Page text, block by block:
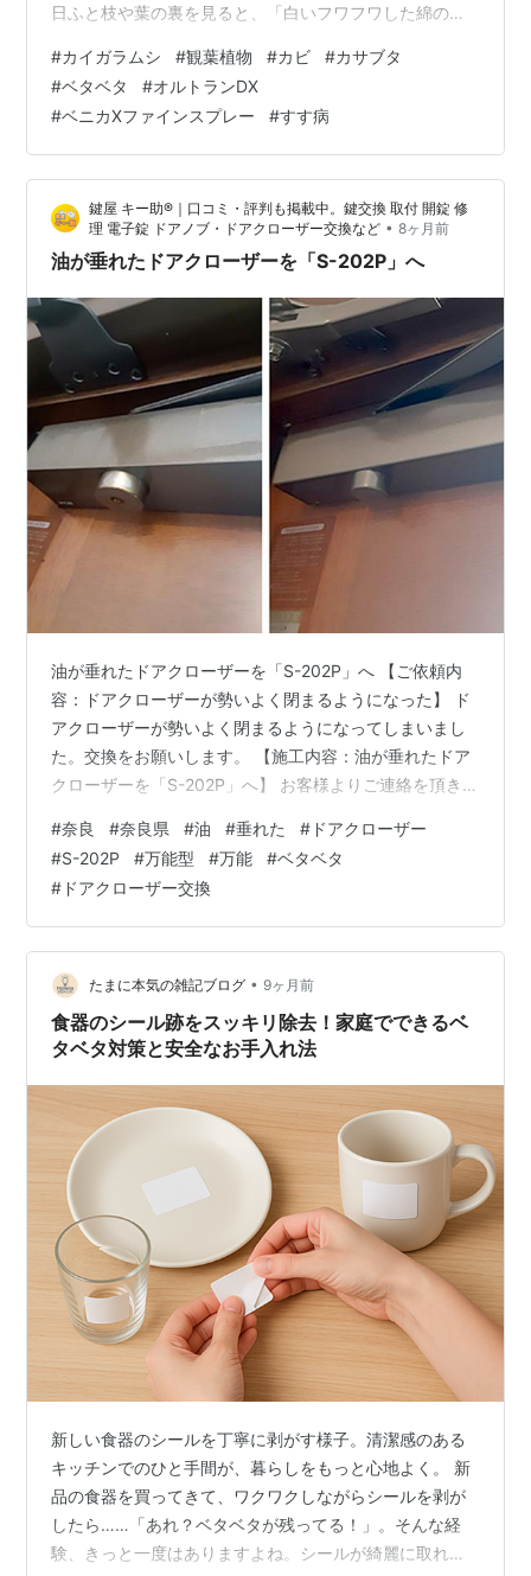
日ふと枝や葉の裏を見ると、「白いフワフワした綿のよ
サブタ」のようなものが茎にへばりついているのを発見
したことはありませんか？ 「風通しが悪くてカビが生え
ちゃったのかな？」と思って触ってみると、ブニュッと
した感触が……。そう、そのカビやカサブタの正体は、植
物の汁を吸い尽くす凶悪な吸汁害虫「カイガラムシ」の
集団なのです。 1. 葉っぱや床が「ベタ…
#カイガラムシ #観葉植物 #カビ #カサブタ
#ベタベタ #オルトランDX
#ベニカXファインスプレー #すす病
鍵屋 キー助®｜口コミ・評判も掲載中。鍵交換 取付 開錠 修
理 電子錠 ドアノブ・ドアクローザー交換など • 8ヶ月前
油が垂れたドアクローザーを「S-202P」へ
油が垂れたドアクローザーを「S-202P」へ 【ご依頼内
容：ドアクローザーが勢いよく閉まるようになった】 ド
アクローザーが勢いよく閉まるようになってしまいまし
た。交換をお願いします。 【施工内容：油が垂れたドア
クローザーを「S-202P」へ】 お客様よりご連絡を頂き、
油が漏れておりました。 さらに、扉にも油が垂れてベタ
ベタになっています。 ドアクローザーの油は、本来漏れ
出ないもので、このような油漏れは本体の寿命となり、
交換必要する必要があります。 すぐにご成約となり、万
能型のドアクローザーである、RYOBIの「S-202P」に取
り替えたところ、…
#奈良 #奈良県 #油 #垂れた # ドアクローザー
#S-202P #万能型 #万能 #ベタベタ
# ドアクローザー交換
たまに本気の雑記ブログ • 9ヶ月前
食器のシール跡をスッキリ除去！家庭でできるベ
タベタ対策と安全なお手入れ法
新しい食器のシールを丁寧に剥がす様子。清潔感のある
キッチンでのひと手間が、暮らしをもっと心地よく。 新
品の食器を買ってきて、ワクワクしながらシールを剥が
したら……「あれ？ベタベタが残ってる！」。そんな経
験、きっと一度はありますよね。シールが綺麗に取れた